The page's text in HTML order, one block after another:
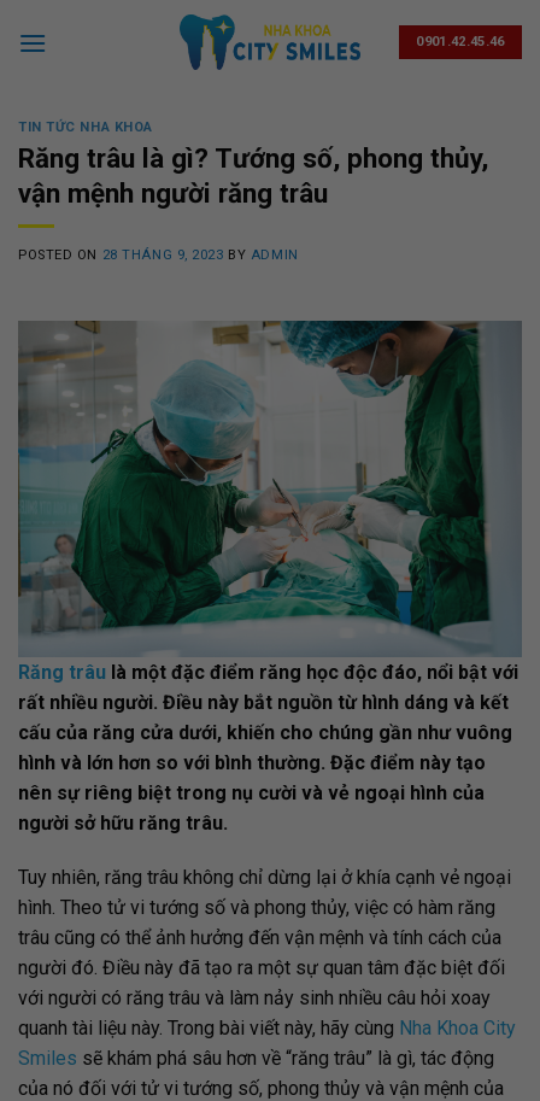
0901.42.45.46
TIN TỨC NHA KHOA
Răng trâu là gì? Tướng số, phong thủy,
vận mệnh người răng trâu
POSTED ON 28 THÁNG 9, 2023 BY ADMIN
Răng trâu là một đặc điểm răng học độc đáo, nổi bật với
rất nhiều người. Điều này bắt nguồn từ hình dáng và kết
cấu của răng cửa dưới, khiến cho chúng gần như vuông
hình và lớn hơn so với bình thường. Đặc điểm này tạo
nên sự riêng biệt trong nụ cười và vẻ ngoại hình của
người sở hữu răng trâu.
Tuy nhiên, răng trâu không chỉ dừng lại ở khía cạnh vẻ ngoại
hình. Theo tử vi tướng số và phong thủy, việc có hàm răng
trâu cũng có thể ảnh hưởng đến vận mệnh và tính cách của
người đó. Điều này đã tạo ra một sự quan tâm đặc biệt đối
với người có răng trâu và làm nảy sinh nhiều câu hỏi xoay
quanh tài liệu này. Trong bài viết này, hãy cùng Nha Khoa City
Smiles sẽ khám phá sâu hơn về “răng trâu” là gì, tác động
của nó đối với tử vi tướng số, phong thủy và vận mệnh của